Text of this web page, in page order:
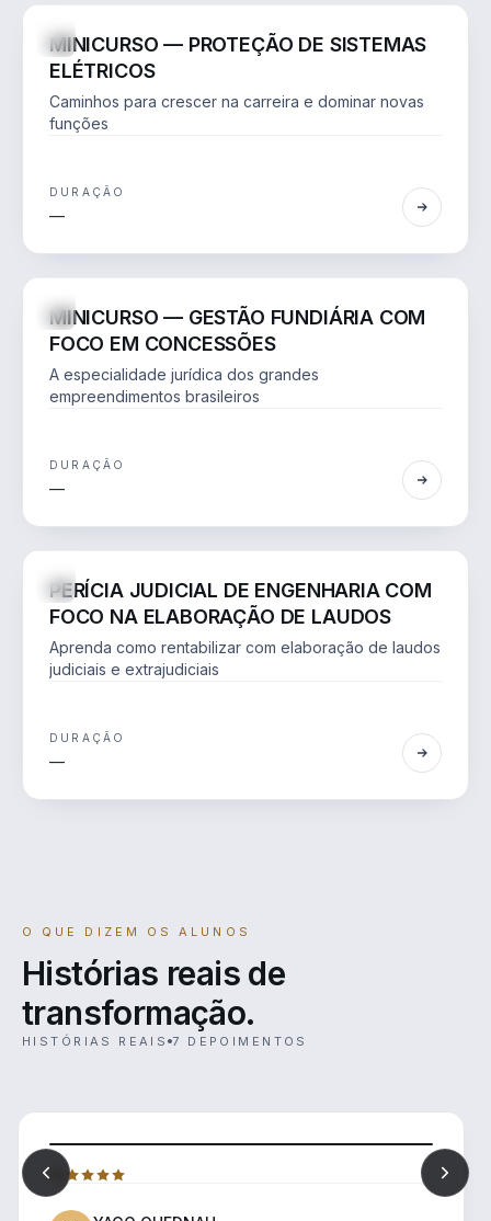
MINICURSO — PROTEÇÃO DE SISTEMAS
ELÉTRICOS
Caminhos para crescer na carreira e dominar novas
funções
DURAÇÃO
—
DIREITO
MINICURSO — GESTÃO FUNDIÁRIA COM
FOCO EM CONCESSÕES
A especialidade jurídica dos grandes
empreendimentos brasileiros
DURAÇÃO
—
DIREITO
PERÍCIA JUDICIAL DE ENGENHARIA COM
FOCO NA ELABORAÇÃO DE LAUDOS
Aprenda como rentabilizar com elaboração de laudos
judiciais e extrajudiciais
DURAÇÃO
—
O QUE DIZEM OS ALUNOS
Histórias reais de
transformação.
HISTÓRIAS REAIS 7 DEPOIMENTOS